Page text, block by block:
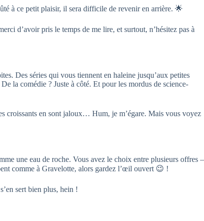
à ce petit plaisir, il sera difficile de revenir en arrière. 🌟
d’avoir pris le temps de me lire, et surtout, n’hésitez pas à
Des séries qui vous tiennent en haleine jusqu’aux petites
la comédie ? Juste à côté. Et pour les mordus de science-
croissants en sont jaloux… Hum, je m’égare. Mais vous voyez
une eau de roche. Vous avez le choix entre plusieurs offres –
comme à Gravelotte, alors gardez l’œil ouvert 😉 !
sert bien plus, hein !